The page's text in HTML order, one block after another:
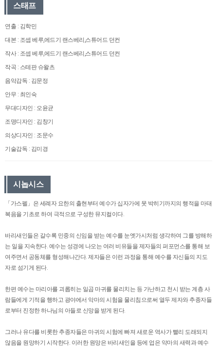
스태프
연출 : 김학민
대본 : 조셉 베루,에드기 랜스베리,스튜어드 던컨
작사 : 조셉 베루,에드기 랜스베리,스튜어드 던컨
작곡 : 스테판 슈왈츠
음악감독 : 김문정
안무 : 최인숙
무대디자인 : 오윤균
조명디자인 : 김창기
의상디자인 : 조문수
기술감독 : 김미경
시놉시스
「가스펠」은 세례자 요한의 출현부터 예수가 십자가에 못 박히기까지의 행적을 마태
복음을 기초로 하여 극적으로 구성한 뮤지컬이다.
바리새인들은 갈수록 민중의 신임을 받는 예수를 눈엣가시처럼 생각하여 그를 방해하
는 일을 지속한다. 예수는 성경에 나오는 여러 비유들을 제자들의 퍼포먼스를 통해 보
여주면서 공동체를 형성해나간다. 제자들은 이런 과정을 통해 예수를 자신들의 지도
자로 섬기게 된다.
한편 예수는 마리아를 괴롭히는 일곱 마귀를 물리치는 등 가난하고 천시 받는 계층 사
람들에게 기적을 행하고 광야에서 악마의 시험을 물리침으로써 열두 제자와 추종자들
로부터 진정한 하나님의 아들로 신망을 받게 된다.
그러나 유다를 비롯한 추종자들은 마귀의 시험에 빠져 새로운 역사가 빨리 도래되지
않음을 원망하기 시작한다. 이러한 원망은 바리새인을 등에 업은 악마의 새력과 예수